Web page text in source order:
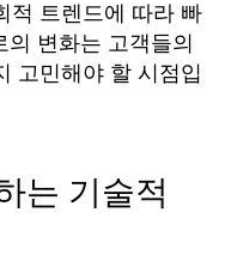
적 트렌드에 따라 빠
의 변화는 고객들의
고민해야 할 시점입
는 기술적